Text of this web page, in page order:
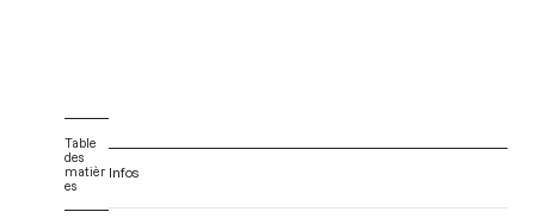
Table
des
matièr
es
Infos